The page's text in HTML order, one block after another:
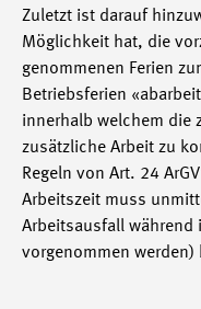
Zuletzt ist darauf
Möglichkeit hat, die
genommenen Ferien
Betriebsferien
innerhalb welchem die
zusätzliche Arbeit zu
Regeln von Art. 24
Arbeitszeit muss
Arbeitsausfall während
vorgenommen werden)